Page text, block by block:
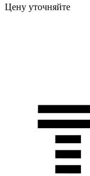
Цену уточняйте